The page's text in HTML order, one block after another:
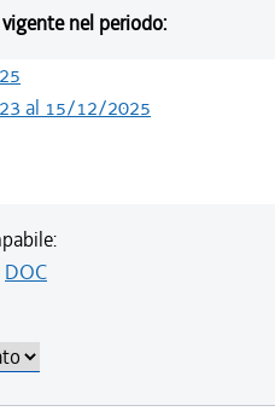
nel periodo:
al 15/12/2025
DOC